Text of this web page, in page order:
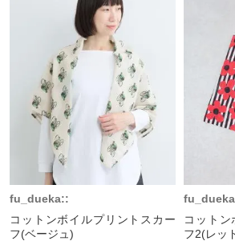
fu_dueka::
コットンボイルプリントスカー
フ(ベージュ)
コットン
フ2(レッ